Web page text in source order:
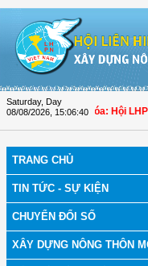
Saturday, Day
08/08/2026 15:06:41
bệnh | Thanh Hóa: Hội LHPN
TRANG CHỦ
TIN TỨC - SỰ KIỆN
CHUYỂN ĐỔI SỐ
XÂY DỰNG NÔNG THÔN